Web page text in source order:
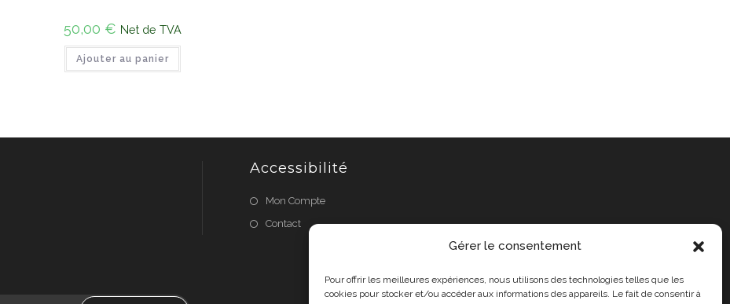
Gérer le consentement
Pour offrir les meilleures expériences, nous utilisons des technologies telles que les
cookies pour stocker et/ou accéder aux informations des appareils. Le fait de consentir à
50,00 € Net de TVA
Ajouter au panier
Accessibilité
Mon Compte
Contact